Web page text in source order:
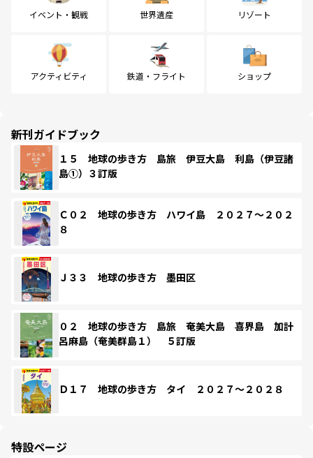
イベント・観戦 世界遺産 リゾート
アクティビティ 鉄道・フライト ショップ
新刊ガイドブック
１５ 地球の歩き方 島旅 伊豆大島 利島（伊豆諸
島①）３訂版
Ｃ０２ 地球の歩き方 ハワイ島 ２０２７～２０２
８
Ｊ３３ 地球の歩き方 墨田区
０２ 地球の歩き方 島旅 奄美大島 喜界島 加計
呂麻島（奄美群島１） ５訂版
Ｄ１７ 地球の歩き方 タイ ２０２７～２０２８
特設ページ